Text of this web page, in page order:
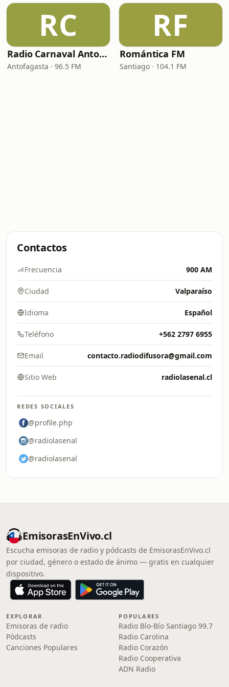
RC
Radio Carnaval Antofagasta
Antofagasta · 96.5 FM
RF
Romántica FM
Santiago · 104.1 FM
Contactos
Frecuencia 900 AM
Ciudad Valparaíso
Idioma Español
Teléfono +562 2797 6955
Email contacto.radiodifusora@gmail.com
Sitio Web radiolasenal.cl
REDES SOCIALES
@profile.php
@radiolasenal
@radiolasenal
EmisorasEnVivo.cl
Escucha emisoras de radio y pódcasts de EmisorasEnVivo.cl
por ciudad, género o estado de ánimo — gratis en cualquier
dispositivo.
EXPLORAR
Emisoras de radio
Pódcasts
Canciones Populares
POPULARES
Radio Bío-Bío Santiago 99.7
Radio Carolina
Radio Corazón
Radio Cooperativa
ADN Radio